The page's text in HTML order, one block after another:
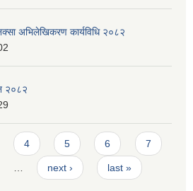
अभिलेखिकरण कार्यविधि २०८२
२०८२
4 5 6 7
next › last »